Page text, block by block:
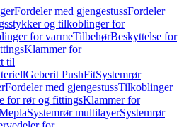
Fordeler med gjengestussFordeler
og tilkoblinger for
for varmeTilbehørBeskyttelse for
Klammer for
til
Geberit PushFitSystemrør
Fordeler med gjengestussTilkoblinger
for rør og fittingsKlammer for
Systemrør multilayerSystemrør